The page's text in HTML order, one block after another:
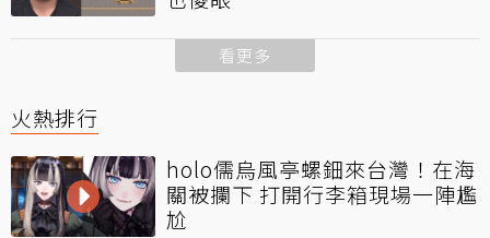
看更多
火熱排行
holo儒烏風亭螺鈿來台灣！在海
關被攔下 打開行李箱現場一陣尷
尬